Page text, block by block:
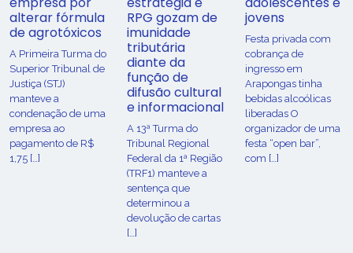
alterar fórmula
de agrotóxicos
​A Primeira Turma do
Superior Tribunal de
Justiça (STJ)
manteve a
condenação de uma
empresa ao
pagamento de R$
1,75 […]
RPG gozam de
imunidade
tributária
diante da
função de
difusão cultural
e informacional
A 13ª Turma do
Tribunal Regional
Federal da 1ª Região
(TRF1) manteve a
sentença que
determinou a
devolução de cartas
[…]
jovens
Festa privada com
cobrança de
ingresso em
Arapongas tinha
bebidas alcoólicas
liberadas O
organizador de uma
festa “open bar”,
com […]